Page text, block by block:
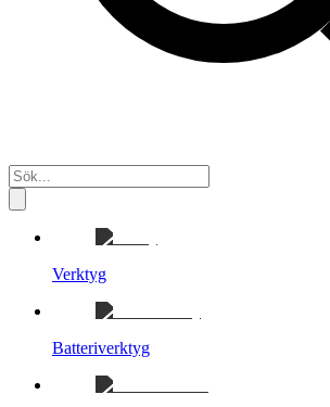
Verktyg
Batteriverktyg